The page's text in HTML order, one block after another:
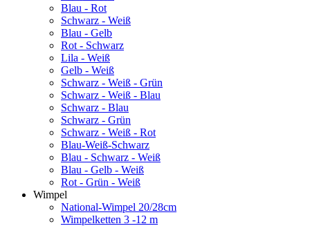
Blau - Rot
Schwarz - Weiß
Blau - Gelb
Rot - Schwarz
Lila - Weiß
Gelb - Weiß
Schwarz - Weiß - Grün
Schwarz - Weiß - Blau
Schwarz - Blau
Schwarz - Grün
Schwarz - Weiß - Rot
Blau-Weiß-Schwarz
Blau - Schwarz - Weiß
Blau - Gelb - Weiß
Rot - Grün - Weiß
Wimpel
National-Wimpel 20/28cm
Wimpelketten 3 -12 m